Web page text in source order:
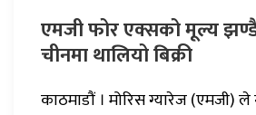
एमजी फोर एक्सको मूल्य
चीनमा थालियो बिक्री
काठमाडौं । मोरिस ग्यारेज (एमजी)